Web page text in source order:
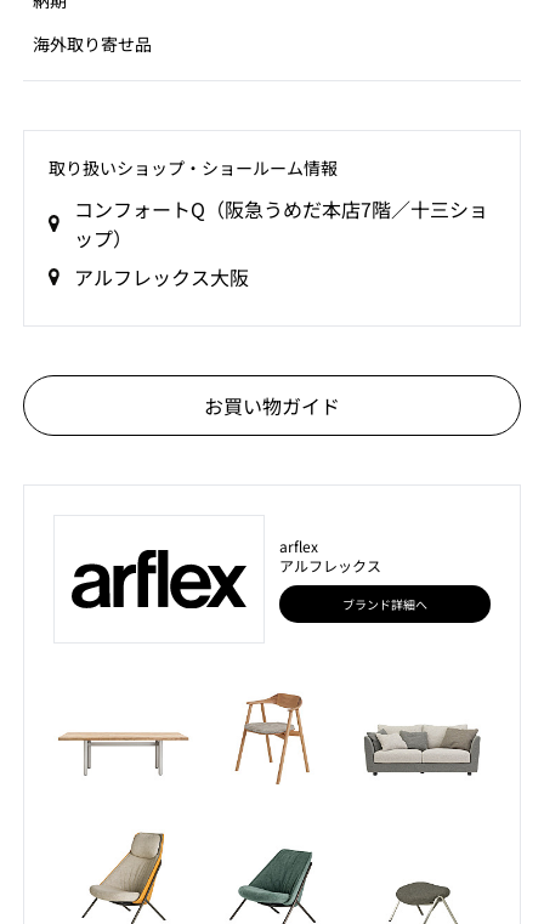
海外取り寄せ品
取り扱いショップ‧ショールーム情報
コンフォートQ（阪急うめだ本店7階／十三ショ
ップ）
アルフレックス大阪
お買い物ガイド
arflex
アルフレックス
ブランド詳細へ